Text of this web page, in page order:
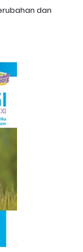
dan